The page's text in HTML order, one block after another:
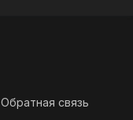
Обратная связь